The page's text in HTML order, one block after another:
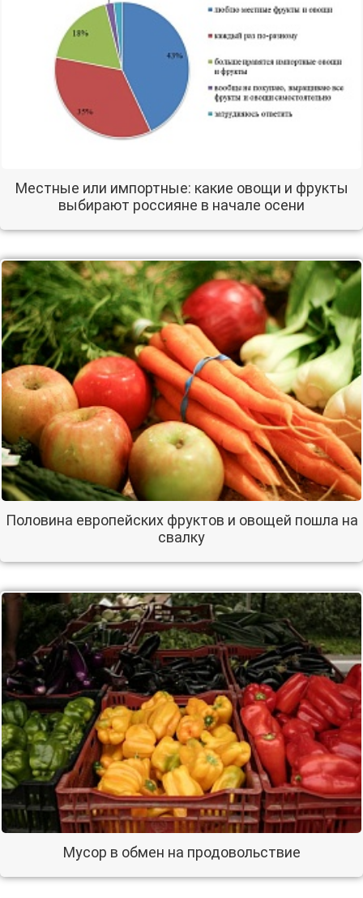
Местные или импортные: какие овощи и фрукты
выбирают россияне в начале осени
Половина европейских фруктов и овощей пошла на
свалку
Мусор в обмен на продовольствие